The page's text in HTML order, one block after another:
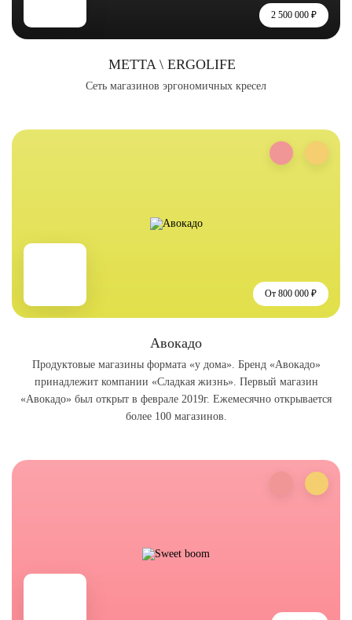
2 500 000 ₽
METTA \ ERGOLIFE
Сеть магазинов эргономичных кресел
От 800 000 ₽
Авокадо
Продуктовые магазины формата «у дома». Бренд «Авокадо»
принадлежит компании «Сладкая жизнь». Первый магазин
«Авокадо» был открыт в феврале 2019г. Ежемесячно открывается
более 100 магазинов.